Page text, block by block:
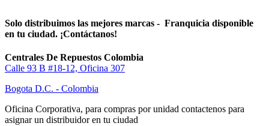
Solo distribuimos las mejores marcas - Franquicia disponible
en tu ciudad. ¡Contáctanos!
Centrales De Repuestos Colombia
Calle 93 B #18-12, Oficina 307
Bogota D.C. - Colombia
Oficina Corporativa, para compras por unidad contactenos para
asignar un distribuidor en tu ciudad